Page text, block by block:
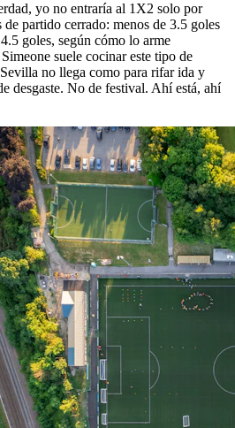
yo no entraría al 1X2 solo por
de partido cerrado: menos de 3.5 goles
goles, según cómo lo arme
suele cocinar este tipo de
no llega como para rifar ida y
desgaste. No de festival. Ahí está, ahí